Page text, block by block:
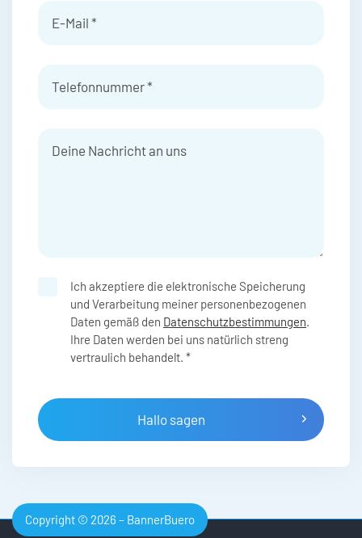
Ich akzeptiere die elektronische Speicherung
und Verarbeitung meiner personenbezogenen
Daten gemäß den Datenschutzbestimmungen.
Ihre Daten werden bei uns natürlich streng
vertraulich behandelt. *
Hallo sagen
Copyright © 2026 – BannerBuero